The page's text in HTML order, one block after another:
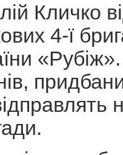
Кличко
4-ї